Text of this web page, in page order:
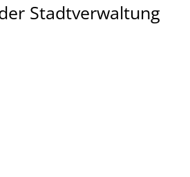
Stadtverwaltung